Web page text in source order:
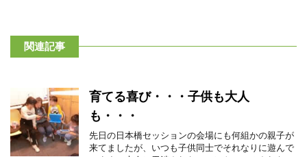
関連記事
育てる喜び・・・子供も大人
も・・・
先日の日本橋セッションの会場にも何組かの親子が
来てましたが、いつも子供同士でそれなりに遊んで